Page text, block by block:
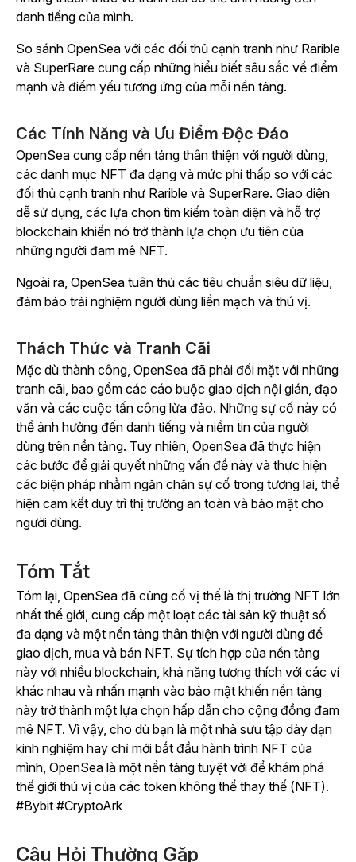
danh tiếng của mình.
So sánh OpenSea với các đối thủ cạnh tranh như Rarible
và SuperRare cung cấp những hiểu biết sâu sắc về điểm
mạnh và điểm yếu tương ứng của mỗi nền tảng.
Các Tính Năng và Ưu Điểm Độc Đáo
OpenSea cung cấp nền tảng thân thiện với người dùng,
các danh mục NFT đa dạng và mức phí thấp so với các
đối thủ cạnh tranh như Rarible và SuperRare. Giao diện
dễ sử dụng, các lựa chọn tìm kiếm toàn diện và hỗ trợ
blockchain khiến nó trở thành lựa chọn ưu tiên của
những người đam mê NFT.
Ngoài ra, OpenSea tuân thủ các tiêu chuẩn siêu dữ liệu,
đảm bảo trải nghiệm người dùng liền mạch và thú vị.
Thách Thức và Tranh Cãi
Mặc dù thành công, OpenSea đã phải đối mặt với những
tranh cãi, bao gồm các cáo buộc giao dịch nội gián, đạo
văn và các cuộc tấn công lừa đảo. Những sự cố này có
thể ảnh hưởng đến danh tiếng và niềm tin của người
dùng trên nền tảng. Tuy nhiên, OpenSea đã thực hiện
các bước để giải quyết những vấn đề này và thực hiện
các biện pháp nhằm ngăn chặn sự cố trong tương lai, thể
hiện cam kết duy trì thị trường an toàn và bảo mật cho
người dùng.
Tóm Tắt
Tóm lại, OpenSea đã củng cố vị thế là thị trường NFT lớn
nhất thế giới, cung cấp một loạt các tài sản kỹ thuật số
đa dạng và một nền tảng thân thiện với người dùng để
giao dịch, mua và bán NFT. Sự tích hợp của nền tảng
này với nhiều blockchain, khả năng tương thích với các ví
khác nhau và nhấn mạnh vào bảo mật khiến nền tảng
này trở thành một lựa chọn hấp dẫn cho cộng đồng đam
mê NFT. Vì vậy, cho dù bạn là một nhà sưu tập dày dạn
kinh nghiệm hay chỉ mới bắt đầu hành trình NFT của
mình, OpenSea là một nền tảng tuyệt vời để khám phá
thế giới thú vị của các token không thể thay thế (NFT).
#Bybit #CryptoArk
Câu Hỏi Thường Gặp